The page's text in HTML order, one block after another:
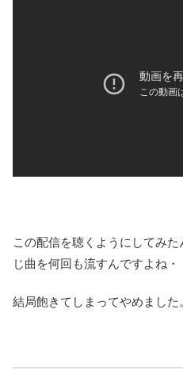
この配信を聴くようにしてみ
じ曲を何回も流すんですよね・
結局飽きてしまってやめました